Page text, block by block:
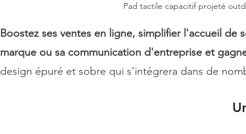
Pad tactile capacitif projeté
Boostez ses ventes en ligne, simplifier l'accueil de
marque ou sa communication d'entreprise et
design épuré et sobre qui s'intégrera dans de